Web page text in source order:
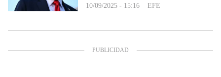
10/09/2025 - 15:16 EFE